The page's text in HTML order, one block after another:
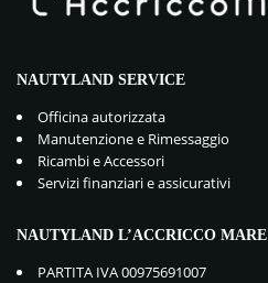
NAUTYLAND SERVICE
Officina autorizzata
Manutenzione e Rimessaggio
Ricambi e Accessori
Servizi finanziari e assicurativi
NAUTYLAND L’ACCRICCO MARE
PARTITA IVA 00975691007